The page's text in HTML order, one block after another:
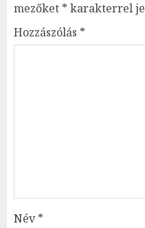
mezőket * karakterrel
Hozzászólás *
Név*